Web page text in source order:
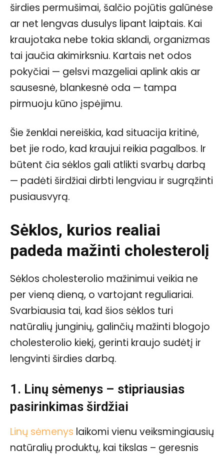
širdies permušimai, šalčio pojūtis galūnėse
ar net lengvas dusulys lipant laiptais. Kai
kraujotaka nebe tokia sklandi, organizmas
tai jaučia akimirksniu. Kartais net odos
pokyčiai — gelsvi mazgeliai aplink akis ar
sausesnė, blankesnė oda — tampa
pirmuoju kūno įspėjimu.
Šie ženklai nereiškia, kad situacija kritinė,
bet jie rodo, kad kraujui reikia pagalbos. Ir
būtent čia sėklos gali atlikti svarbų darbą
— padėti širdžiai dirbti lengviau ir sugrąžinti
pusiausvyrą.
Sėklos, kurios realiai
padeda mažinti cholesterolį
Sėklos cholesterolio mažinimui veikia ne
per vieną dieną, o vartojant reguliariai.
Svarbiausia tai, kad šios sėklos turi
natūralių junginių, galinčių mažinti blogojo
cholesterolio kiekį, gerinti kraujo sudėtį ir
lengvinti širdies darbą.
1. Linų sėmenys – stipriausias
pasirinkimas širdžiai
Linų sėmenys laikomi vienu veiksmingiausių
natūralių produktų, kai tikslas – geresnis